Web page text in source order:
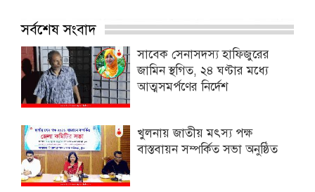
সর্বশেষ সংবাদ
সাবেক সেনাসদস্য হাফিজুরের
জামিন স্থগিত, ২৪ ঘণ্টার মধ্যে
আত্মসমর্পণের নির্দেশ
খুলনায় জাতীয় মৎস্য পক্ষ
বাস্তবায়ন সম্পর্কিত সভা অনুষ্ঠিত